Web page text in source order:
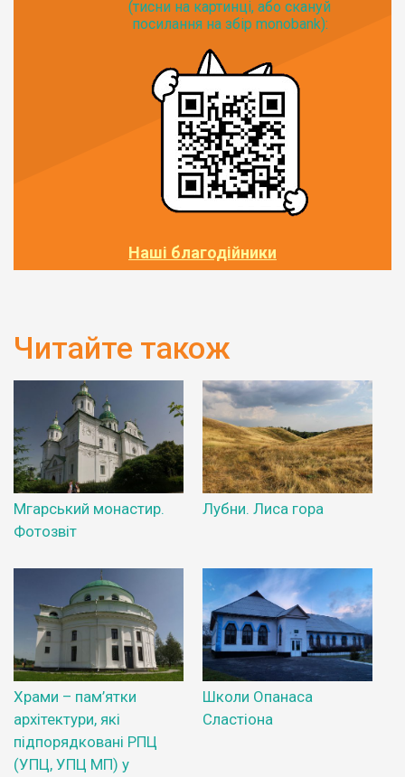
(тисни на картинці, або скануй
посилання на збір monobank):
Наші благодійники
Читайте також
Мгарський монастир.
Фотозвіт
Лубни. Лиса гора
Храми – пам’ятки
архітектури, які
підпорядковані РПЦ
(УПЦ, УПЦ МП) у
Школи Опанаса
Сластіона